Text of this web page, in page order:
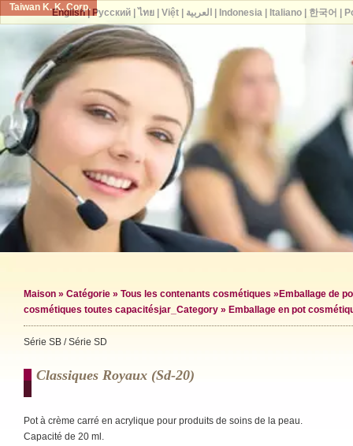
Taiwan K. K. Corp.
Maison » Catégorie » Tous les contenants cosmétiques » Emballage de
cosmétiques toutes capacitésjar_Category » Emballage en pot
Série SB / Série SD
Classiques Royaux (sd-20)
Pot à crème carré en acrylique pour produits de soins de la peau.
Capacité de 20 ml.
English| Русский| ไทย| Việt| العربية Indonesia| Italiano| 한국어